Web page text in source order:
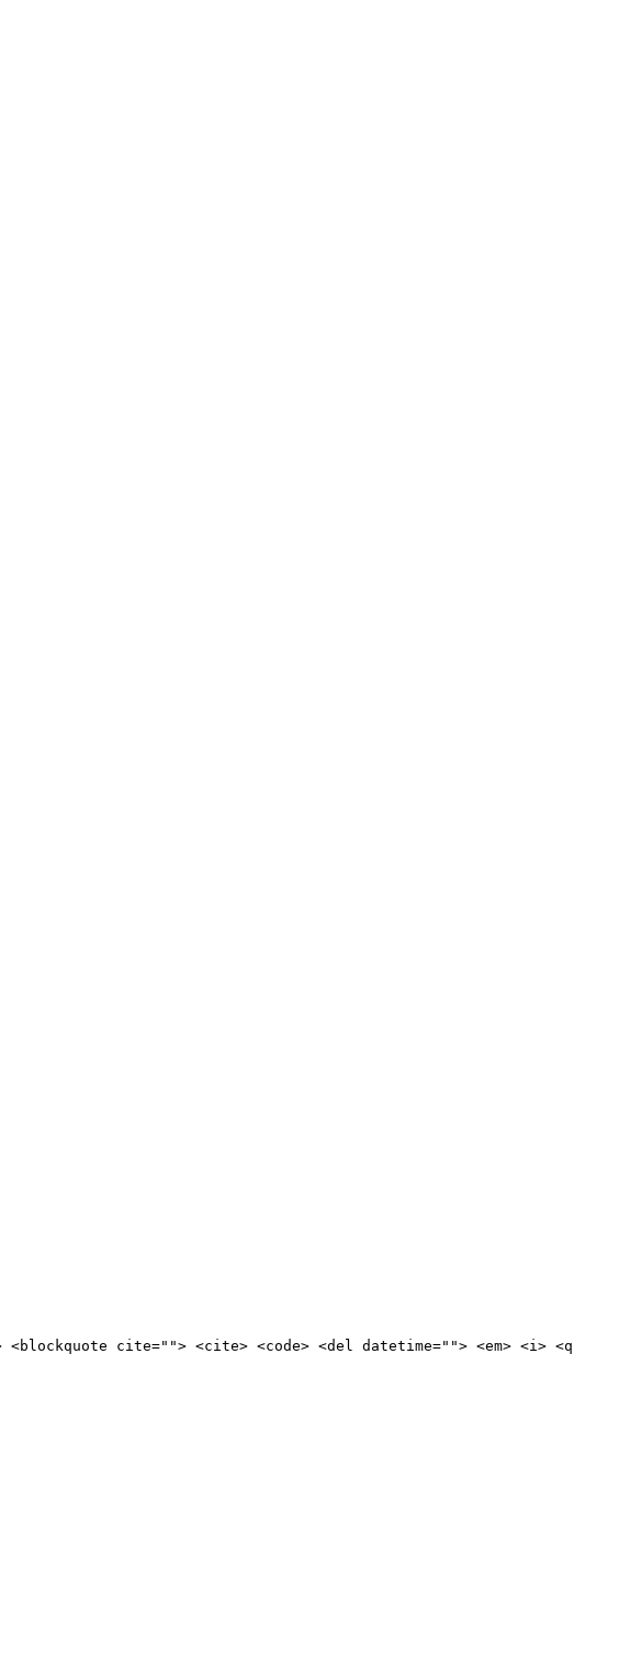
cite=""> <cite> <code> <del datetime=""> <em> <i> <q